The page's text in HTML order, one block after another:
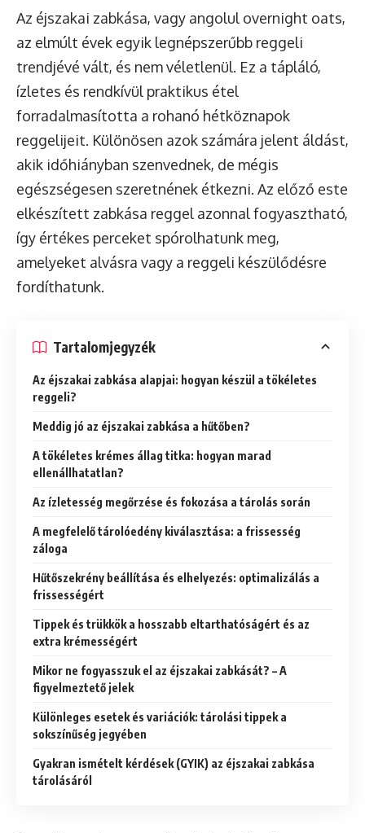
Az éjszakai zabkása, vagy angolul overnight oats,
az elmúlt évek egyik legnépszerűbb reggeli
trendjévé vált, és nem véletlenül. Ez a tápláló,
ízletes és rendkívül praktikus étel
forradalmasította a rohanó hétköznapok
reggelijeit. Különösen azok számára jelent áldást,
akik időhiányban szenvednek, de mégis
egészségesen szeretnének étkezni. Az előző este
elkészített zabkása reggel azonnal fogyasztható,
így értékes perceket spórolhatunk meg,
amelyeket alvásra vagy a reggeli készülődésre
fordíthatunk.
Tartalomjegyzék
Az éjszakai zabkása alapjai: hogyan készül a tökéletes
reggeli?
Meddig jó az éjszakai zabkása a hűtőben?
A tökéletes krémes állag titka: hogyan marad
ellenállhatatlan?
Az ízletesség megőrzése és fokozása a tárolás során
A megfelelő tárolóedény kiválasztása: a frissesség
záloga
Hűtőszekrény beállítása és elhelyezés: optimalizálás a
frissességért
Tippek és trükkök a hosszabb eltarthatóságért és az
extra krémességért
Mikor ne fogyasszuk el az éjszakai zabkását? – A
figyelmeztető jelek
Különleges esetek és variációk: tárolási tippek a
sokszínűség jegyében
Gyakran ismételt kérdések (GYIK) az éjszakai zabkása
tárolásáról